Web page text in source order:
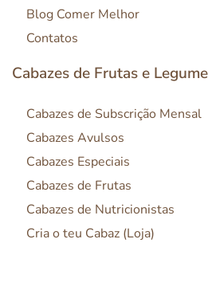
Blog Comer Melhor
Contatos
Cabazes de Frutas e
Cabazes de Subscrição Mensal
Cabazes Avulsos
Cabazes Especiais
Cabazes de Frutas
Cabazes de Nutricionistas
Cria o teu Cabaz (Loja)